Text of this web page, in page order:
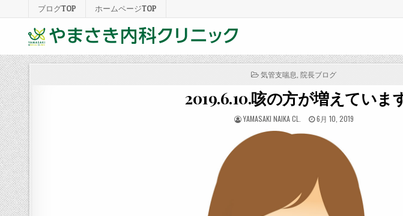
ブログTOP ホームページTOP
POSTED
気管支喘息 ,院長ブログ
2019.6.10.咳の方が増えていま
POSTED
YAMASAKI NAIKA CL.
POSTED
6月 10, 2019